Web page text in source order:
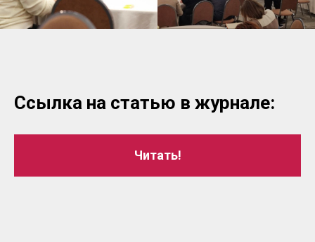
Ссылка на статью в журнале:
Читать!